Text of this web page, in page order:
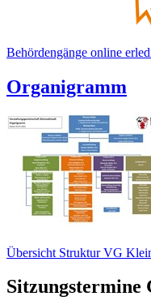
Behördengänge online
Organigramm
Übersicht Struktur VG
Sitzungstermine